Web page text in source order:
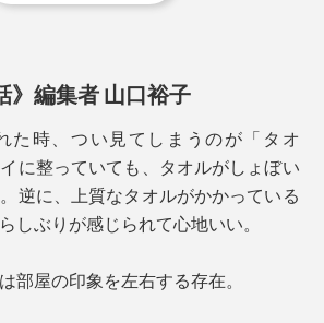
は、「雑菌が増殖していない＝清潔
》編集者 山口裕子
た時、つい見てしまうのが「タオ
に整っていても、タオルがしょぼい
逆に、上質なタオルがかかっている
しぶりが感じられて心地いい。
部屋の印象を左右する存在。